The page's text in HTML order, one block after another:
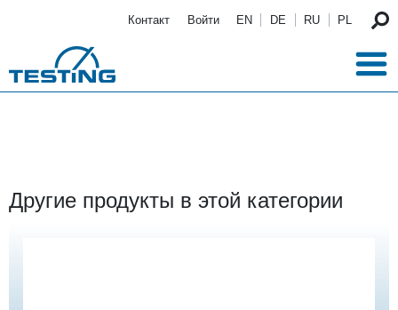
Контакт Войти EN DE RU PL
Другие продукты в этой категории